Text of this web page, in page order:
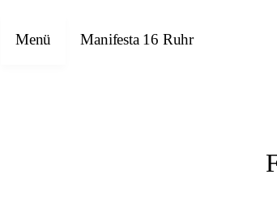
Menü Manifesta 16 Ruhr